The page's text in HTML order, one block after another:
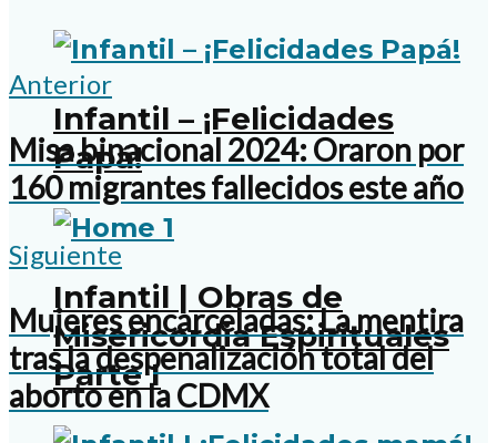
Infantil – ¡Felicidades
Papá!
Infantil | Obras de
Misericordia Espirituales
Parte I
Anterior
Misa binacional 2024: Oraron por
160 migrantes fallecidos este año
Siguiente
Mujeres encarceladas: La mentira
tras la despenalización total del
aborto en la CDMX